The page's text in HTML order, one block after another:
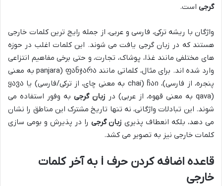
گرجی است.
واژگان با ریشه ترکی، فارسی و عربی، از جمله رایج ترین کلمات خارجی
هستند که در زبان گرجی یافت می شوند. این کلمات اغلب در حوزه
های مختلفی مانند غذا، پوشاک، تجارت، و حتی برخی مفاهیم انتزاعی
وارد شده اند. برای مثال، کلماتی مانند ფანჯარა (panjara به معنی
پنجره، از فارسی)، ჩაი (chai به معنی چای، از ترکی/فارسی) یا ყავა
(qava به معنی قهوه، از عربی) در
زبان گرجی به وفور استفاده می
شوند. این تبادلات واژگانی، نه تنها تاریخ مشترک این مناطق را نشان
می دهد، بلکه انعطاف پذیری زبان گرجی را در پذیرش و بومی سازی
کلمات خارجی نیز به تصویر می کشد.
قاعده اضافه کردن حرف i به آخر کلمات
خارجی